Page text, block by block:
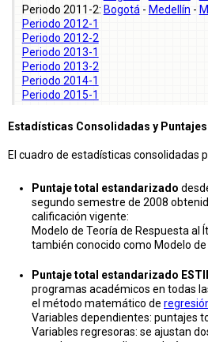
Periodo 2011-2: Bogotá - Medellín -
Periodo 2012-1
Periodo 2012-2
Periodo 2013-1
Periodo 2013-2
Periodo 2014-1
Periodo 2015-1
Estadísticas Consolidadas y
El cuadro de estadísticas consolidadas
Puntaje total estandarizado
segundo semestre de 2008
calificación vigente:
Modelo de Teoría de Respuesta al
también conocido como Modelo de
Puntaje total estandarizado
programas académicos en todas
el método matemático de
Variables dependientes: puntajes
Variables regresoras: se ajustan